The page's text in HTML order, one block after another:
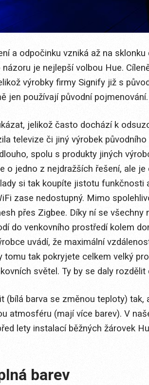
a odpočinku vzniká až na
je nejlepší volbou Hue.
výrobky firmy Signify již s
jen používají původní pojmenování.
jelikož často dochází k
televize či jiný výrobek
spolu s produkty jiných
o jedno z nejdražších řešení, ale
si tak koupíte jistotu funkčnosti
zase nedostupný. Mimo
přes Zigbee. Díky ní se všechny
do venkovního prostředí kolem
uvádí, že maximální
tomu tak pokryjete celkem velký
světel. Ty by se daly rozdělit
(bílá barva se změnou teploty) tak,
atmosféru (mají více barev). V
lety instalací běžných žárovek
barev